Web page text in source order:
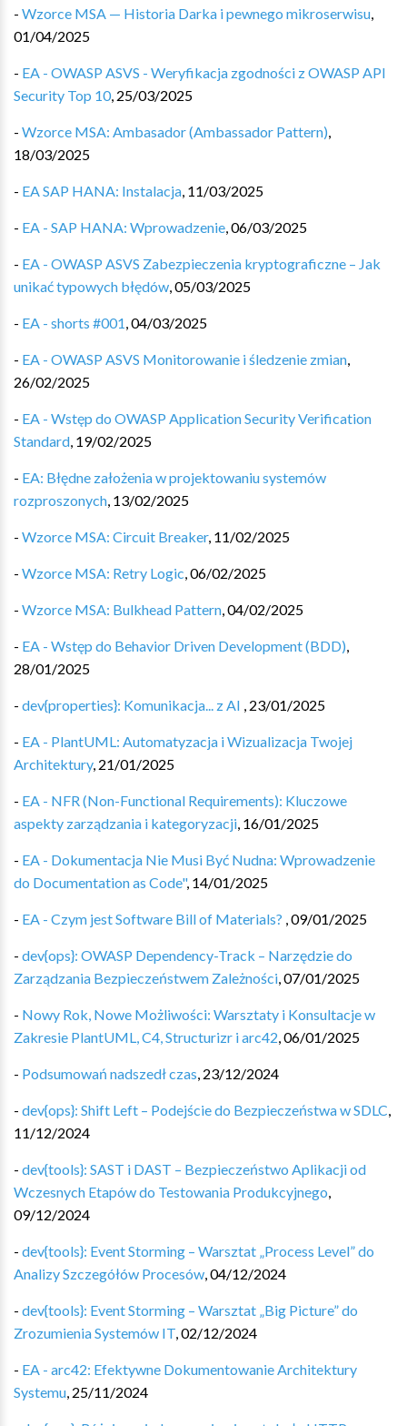
- Wzorce MSA — Historia Darka i pewnego mikroserwisu,
01/04/2025
- EA - OWASP ASVS - Weryfikacja zgodności z OWASP API
Security Top 10, 25/03/2025
- Wzorce MSA: Ambasador (Ambassador Pattern),
18/03/2025
- EA SAP HANA: Instalacja, 11/03/2025
- EA - SAP HANA: Wprowadzenie,06/03/2025
- EA - OWASP ASVS Zabezpieczenia kryptograficzne – Jak
unikać typowych błędów,05/03/2025
- EA - shorts #001,04/03/2025
- EA - OWASP ASVS Monitorowanie i śledzenie zmian,
26/02/2025
- EA - Wstęp do OWASP Application Security Verification
Standard, 19/02/2025
- EA: Błędne założenia w projektowaniu systemów
rozproszonych, 13/02/2025
- Wzorce MSA: Circuit Breaker, 11/02/2025
- Wzorce MSA: Retry Logic,06/02/2025
- Wzorce MSA: Bulkhead Pattern,04/02/2025
- EA - Wstęp do Behavior Driven Development (BDD),
28/01/2025
- dev{properties}: Komunikacja... z AI , 23/01/2025
- EA - PlantUML: Automatyzacja i Wizualizacja Twojej
Architektury, 21/01/2025
- EA - NFR (Non-Functional Requirements): Kluczowe
aspekty zarządzania i kategoryzacji, 16/01/2025
- EA - Dokumentacja Nie Musi Być Nudna: Wprowadzenie
do Documentation as Code", 14/01/2025
- EA - Czym jest Software Bill of Materials? ,09/01/2025
- dev{ops}: OWASP Dependency-Track – Narzędzie do
Zarządzania Bezpieczeństwem Zależności,07/01/2025
- Nowy Rok, Nowe Możliwości: Warsztaty i Konsultacje w
Zakresie PlantUML, C4, Structurizr i arc42,06/01/2025
- Podsumowań nadszedł czas, 23/12/2024
- dev{ops}: Shift Left – Podejście do Bezpieczeństwa w SDLC,
11/12/2024
- dev{tools}: SAST i DAST – Bezpieczeństwo Aplikacji od
Wczesnych Etapów do Testowania Produkcyjnego,
09/12/2024
- dev{tools}: Event Storming – Warsztat „Process Level” do
Analizy Szczegółów Procesów,04/12/2024
- dev{tools}: Event Storming – Warsztat „Big Picture” do
Zrozumienia Systemów IT,02/12/2024
- EA - arc42: Efektywne Dokumentowanie Architektury
Systemu, 25/11/2024